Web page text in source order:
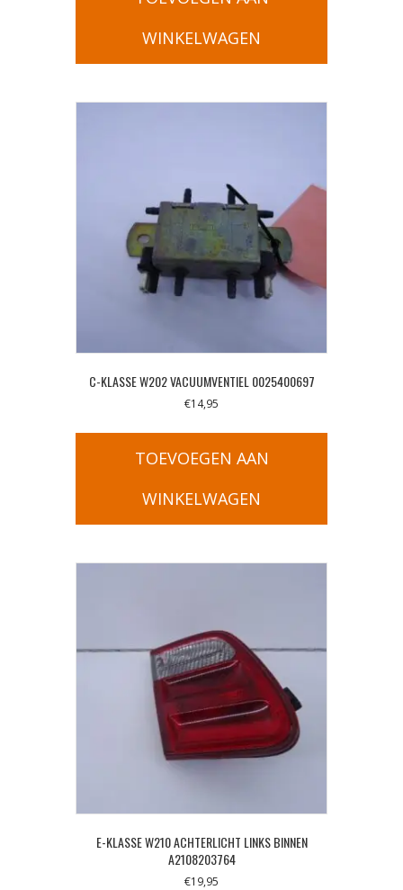
WINKELWAGEN
C-KLASSE W202 VACUUMVENTIEL 0025400697
€14,95
TOEVOEGEN AAN
WINKELWAGEN
E-KLASSE W210 ACHTERLICHT LINKS BINNEN
A2108203764
€19,95